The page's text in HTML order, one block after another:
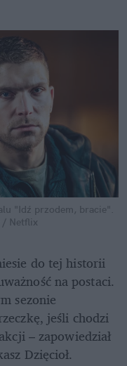
"Idź przodem, bracie".
/ Netflix
do tej historii
na postaci.
sezonie
jeśli chodzi
– zapowiedział
Dzięcioł.